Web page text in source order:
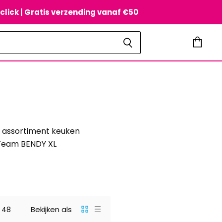
| Gratis verzending vanaf €50
assortiment keuken
BENDY XL
48 Bekijken als